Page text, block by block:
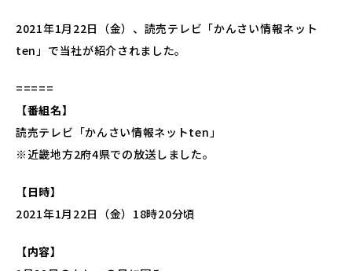
2021年1月22日（金）、読売テレビ「かんさい情報ネット
ten」で当社が紹介されました。
=====
【番組名】
読売テレビ「かんさい情報ネットten」
※近畿地方2府4県での放送しました。
【日時】
2021年1月22日（金）18時20分頃
【内容】